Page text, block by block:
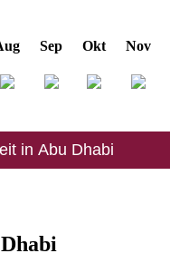
Sep Okt Nov
in Abu Dhabi